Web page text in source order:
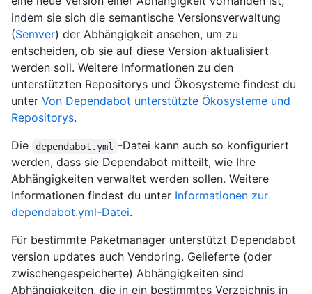
indem sie sich die semantische Versionsverwaltung
(Semver) der Abhängigkeit ansehen, um zu
entscheiden, ob sie auf diese Version aktualisiert
werden soll. Weitere Informationen zu den
unterstützten Repositorys und Ökosysteme findest du
unter Von Dependabot unterstützte Ökosysteme und
Repositorys.
Die
dependabot.yml
-Datei kann auch so konfiguriert
werden, dass sie Dependabot mitteilt, wie Ihre
Abhängigkeiten verwaltet werden sollen. Weitere
Informationen findest du unter Informationen zur
dependabot.yml-Datei.
Für bestimmte Paketmanager unterstützt Dependabot
version updates auch Vendoring. Gelieferte (oder
zwischengespeicherte) Abhängigkeiten sind
Abhängigkeiten, die in ein bestimmtes Verzeichnis in